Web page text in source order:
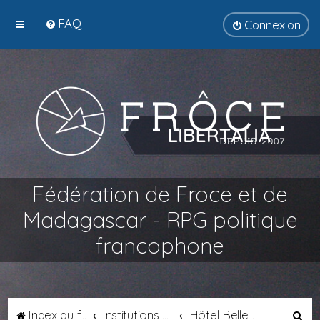
FAQ Connexion
Fédération de Froce et de
Madagascar - RPG politique
francophone
Index du forum